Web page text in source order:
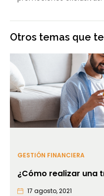
Otros temas que
GESTIÓN FINANCIERA
¿Cómo realizar una
17 agosto, 2021